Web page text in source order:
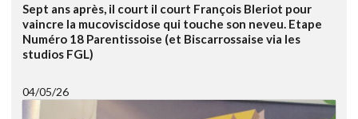
Sept ans après, il court il court François Bleriot pour
vaincre la mucoviscidose qui touche son neveu. Etape
Numéro 18 Parentissoise (et Biscarrossaise via les
studios FGL)
04/05/26